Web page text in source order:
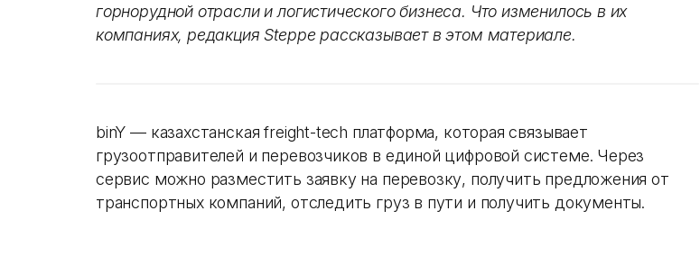
горнорудной отрасли и логистического бизнеса. Что изменилось в их
компаниях, редакция Steppe рассказывает в этом материале.
binY — казахстанская freight-tech платформа, которая связывает
грузоотправителей и перевозчиков в единой цифровой системе. Через
сервис можно разместить заявку на перевозку, получить предложения от
транспортных компаний, отследить груз в пути и получить документы.